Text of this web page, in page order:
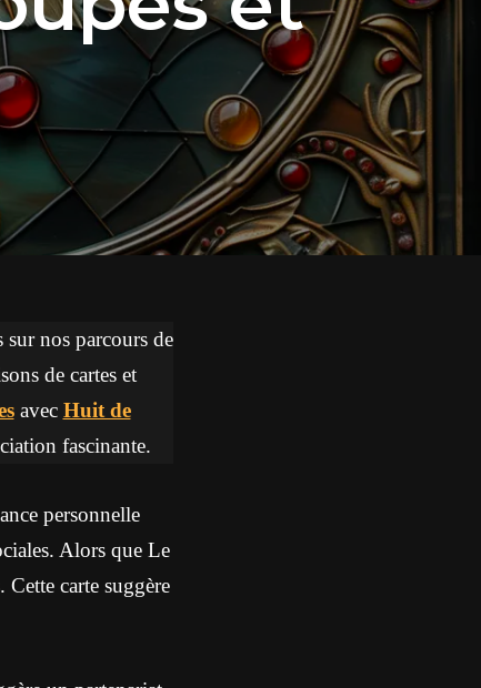
sur nos parcours de
de cartes et
avec Huit de
fascinante.
personnelle
Alors que Le
carte suggère